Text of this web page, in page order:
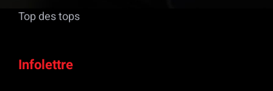
Top des tops
Infolettre